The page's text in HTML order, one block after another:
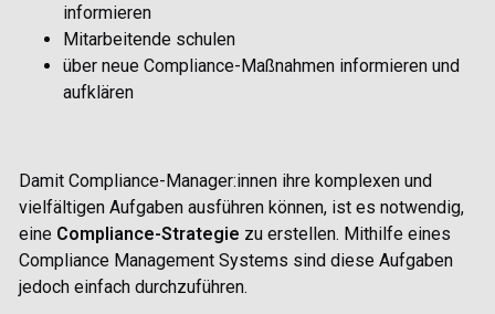
informieren
Mitarbeitende schulen
über neue Compliance-Maßnahmen informieren und
aufklären
Damit Compliance-Manager:innen ihre komplexen und
vielfältigen Aufgaben ausführen können, ist es notwendig,
eine Compliance-Strategie zu erstellen. Mithilfe eines
Compliance Management Systems sind diese Aufgaben
jedoch einfach durchzuführen.